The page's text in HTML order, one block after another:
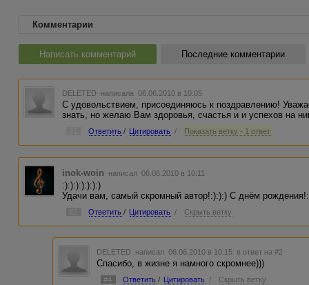
Комментарии
Написать комментарий Последние комментарии
DELETED написала 06.06.2010 в 10:05
С удовольствием, присоединяюсь к поздравлению!
знать, но желаю Вам здоровья, счастья и и успехов на
Ответить / Цитировать / Показать ветку - 1 ответ
inok-woin написал 06.06.2010 в 10:11
:):):):):):):)
Удачи вам, самый скромный автор!:):):) С днём
Ответить / Цитировать / Скрыть ветку
DELETED написал 06.06.2010 в 10:15 в ответ на #2
Спасибо, в жизне я намного скромнее)))
#4 Ответить / Цитировать / Скрыть ветку